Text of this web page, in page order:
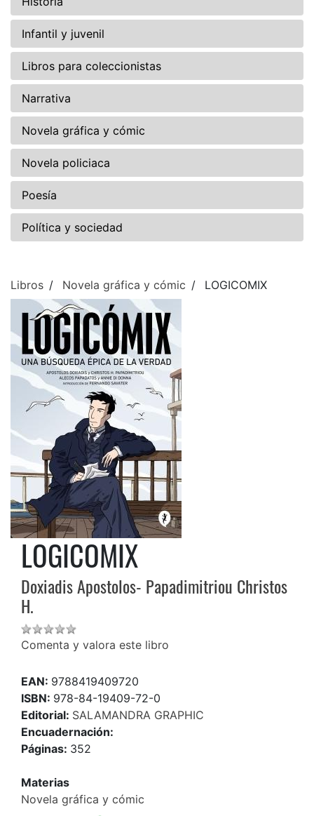
Infantil y juvenil
Libros para coleccionistas
Narrativa
Novela gráfica y cómic
Novela policiaca
Poesía
Política y sociedad
Libros Novela gráfica y cómic LOGICOMIX
LOGICOMIX
Doxiadis Apostolos- Papadimitriou Christos
H.
Comenta y valora este libro
EAN: 9788419409720
ISBN: 978-84-19409-72-0
Editorial: SALAMANDRA GRAPHIC
Encuadernación:
Páginas: 352
Materias
Novela gráfica y cómic